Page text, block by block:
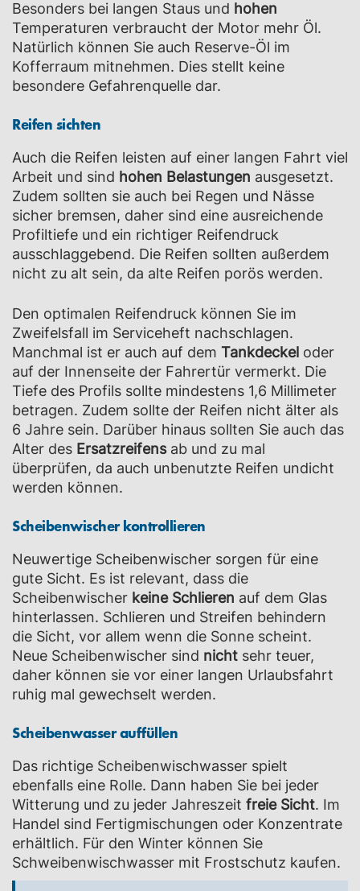
Besonders bei langen Staus und hohen
Temperaturen verbraucht der Motor mehr Öl.
Natürlich können Sie auch Reserve-Öl im
Kofferraum mitnehmen. Dies stellt keine
besondere Gefahrenquelle dar.
Reifen sichten
Auch die Reifen leisten auf einer langen Fahrt viel
Arbeit und sind hohen Belastungen ausgesetzt.
Zudem sollten sie auch bei Regen und Nässe
sicher bremsen, daher sind eine ausreichende
Profiltiefe und ein richtiger Reifendruck
ausschlaggebend. Die Reifen sollten außerdem
nicht zu alt sein, da alte Reifen porös werden.
Den optimalen Reifendruck können Sie im
Zweifelsfall im Serviceheft nachschlagen.
Manchmal ist er auch auf dem Tankdeckel oder
auf der Innenseite der Fahrertür vermerkt. Die
Tiefe des Profils sollte mindestens 1,6 Millimeter
betragen. Zudem sollte der Reifen nicht älter als
6 Jahre sein. Darüber hinaus sollten Sie auch das
Alter des Ersatzreifensab und zu mal
überprüfen, da auch unbenutzte Reifen undicht
werden können.
Scheibenwischer kontrollieren
Neuwertige Scheibenwischer sorgen für eine
gute Sicht. Es ist relevant, dass die
Scheibenwischer keine Schlieren auf dem Glas
hinterlassen. Schlieren und Streifen behindern
die Sicht, vor allem wenn die Sonne scheint.
Neue Scheibenwischer sind nicht sehr teuer,
daher können sie vor einer langen Urlaubsfahrt
ruhig mal gewechselt werden.
Scheibenwasser auffüllen
Das richtige Scheibenwischwasser spielt
ebenfalls eine Rolle. Dann haben Sie bei jeder
Witterung und zu jeder Jahreszeit freie Sicht. Im
Handel sind Fertigmischungen oder Konzentrate
erhältlich. Für den Winter können Sie
Schweibenwischwasser mit Frostschutz kaufen.